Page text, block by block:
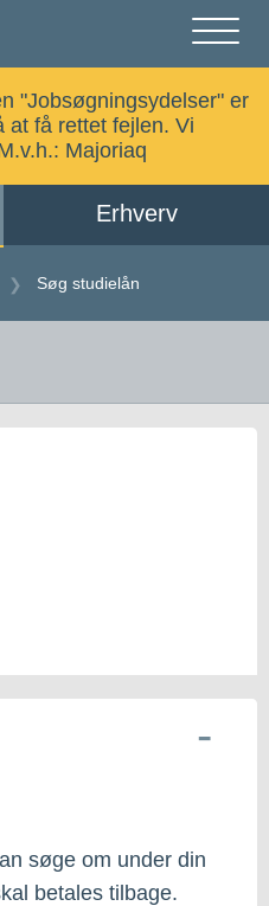
luk
Selvbetjening
"Jobsøgningsydelser" er
at få rettet fejlen. Vi
Majoriaq
Erhverv
Søg studielån
søge om under din
betales tilbage.